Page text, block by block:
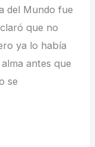
del Mundo fue
que no
ya lo había
antes que
se